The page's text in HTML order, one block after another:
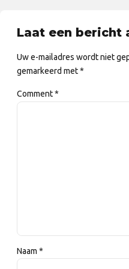
Laat een bericht
Uw e-mailadres wordt niet
gemarkeerd met *
Comment*
Naam *